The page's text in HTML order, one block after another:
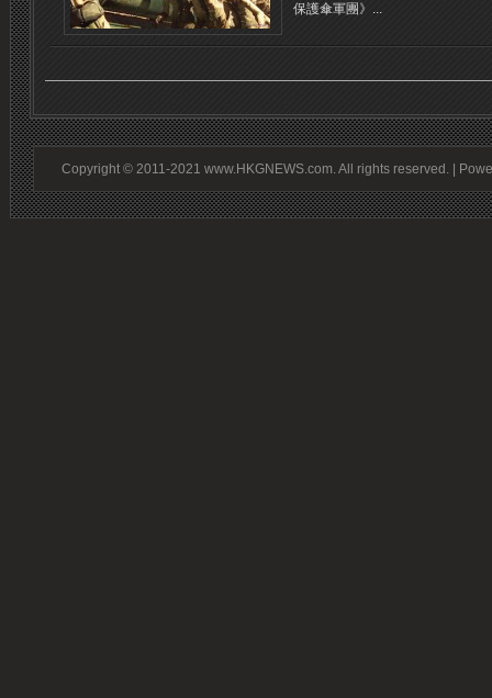
保護傘軍團》...
Copyright © 2011-2021 www.HKGNEWS.com. All rights reserved. |